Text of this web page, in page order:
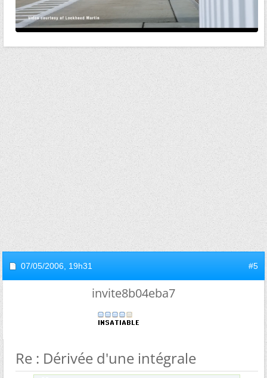
07/05/2006, 19h31 #5
invite8b04eba7
Re : Dérivée d'une intégrale